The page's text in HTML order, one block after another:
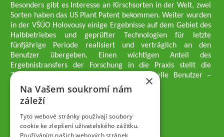
Besonders gibt es Interesse an Kirschsorten in der Welt, zwei
Sorten haben das US Plant Patent bekommen. Weiter wurden
in der VŠÚO Holovousy einige Ergebnisse auf dem Gebiet des
Halbbetriebes und geprüfter Technologien für letzte
fünfjährige Periode realisiert und verträglich an den
Benutzer übergeben. Einen wichtigen Anteil des
Ergebnistransfers der Forschung in die Praxis stellt die
Züchtungsmethodik dar, die an professionelle Benutzer –
professionelle Obstzüchter übergeben wird.
Geschäftsführer der Gesellschaft
Dipl.-Ing. Tomáš Zmeškal
Dipl.-Ing. Jaroslav Vácha
×
Na Vašem soukromí nám
záleží
Tyto webové stránky používají soubory
cookie ke zlepšení uživatelského zážitku.
Používáním našich webových stránek